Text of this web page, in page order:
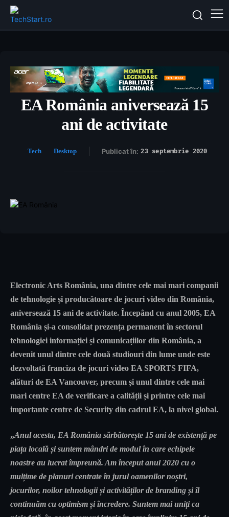
EA România aniversează 15
ani de activitate
Tech Desktop Publicat în: 23 septembrie 2020
Electronic Arts România, una dintre cele mai mari companii
de tehnologie și producătoare de jocuri video din România,
aniversează 15 ani de activitate. Începând cu anul 2005, EA
România și-a consolidat prezența permanent în sectorul
tehnologiei informației și comunicațiilor din România, a
devenit unul dintre cele două studiouri din lume unde este
dezvoltată franciza de jocuri video EA SPORTS FIFA,
alături de EA Vancouver, precum și unul dintre cele mai
mari centre EA de verificare a calității și printre cele mai
importante centre de Security din cadrul EA, la nivel global.
„Anul acesta, EA România sărbătorește 15 ani de existență pe
piața locală și suntem mândri de modul în care echipele
noastre au lucrat împreună. Am început anul 2020 cu o
mulțime de planuri centrate în jurul oamenilor noștri,
jocurilor, noilor tehnologii și activităților de branding și îl
continuăm cu optimism și încredere. Suntem mai uniți ca